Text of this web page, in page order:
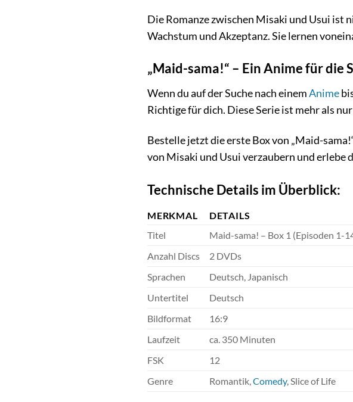
Die Romanze zwischen Misaki und Usui ist
Wachstum und Akzeptanz. Sie lernen
„Maid-sama!“ – Ein Anime für die
Wenn du auf der Suche nach einemAnime
Richtige für dich. Diese Serie ist mehr als nur
Bestelle jetzt die erste Box von „Maid-
von Misaki und Usui verzaubern und erlebe
Technische Details im Überblick:
MERKMAL
DETAILS
Titel
Maid-sama! – Box 1 (Episoden 1-
Anzahl Discs
2 DVDs
Sprachen
Deutsch, Japanisch
Untertitel
Deutsch
Bildformat
16:9
Laufzeit
ca. 350 Minuten
FSK
12
Genre
Romantik,Comedy, Slice of Life